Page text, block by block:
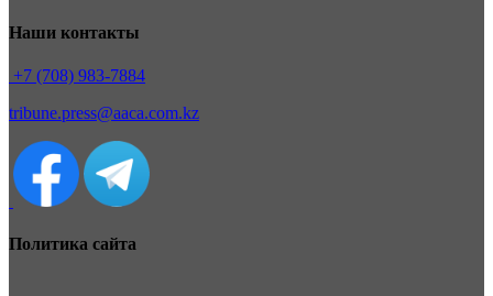
Наши контакты
+7 (708) 983-7884
tribune.press@aaca.com.kz
Политика сайта